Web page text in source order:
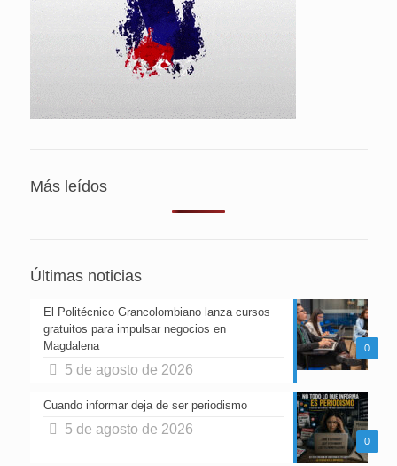
Más leídos
Últimas noticias
0
El Politécnico Grancolombiano lanza cursos
gratuitos para impulsar negocios en
Magdalena
5 de agosto de 2026
0
Cuando informar deja de ser periodismo
5 de agosto de 2026